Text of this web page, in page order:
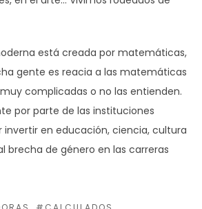
está creada por matemáticas,
gente es reacia a las matemáticas
complicadas o no las entienden.
por parte de las instituciones
invertir en educación, ciencia, cultura
brecha de género en las carreras